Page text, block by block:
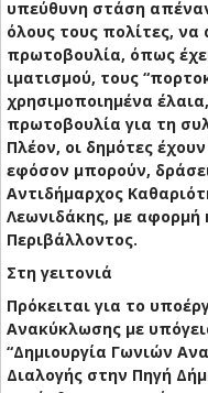
υπεύθυνη στάση
όλους τους πολίτες,
πρωτοβουλία, όπως
ιματισμού, τους
χρησιμοποιημένα
πρωτοβουλία για τη
Πλέον, οι δημότες
εφόσον μπορούν,
Αντιδήμαρχος
Λεωνιδάκης, με αφορμή
Περιβάλλοντος.
Στη γειτονιά
Πρόκειται για το
Ανακύκλωσης με
“Δημιουργία Γωνιών
Διαλογής στην Πηγή